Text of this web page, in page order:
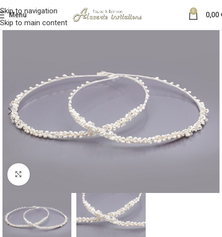
Skip to navigation
Skip to main content
Menu 0 0,00
Κλικ για μεγέθυνση